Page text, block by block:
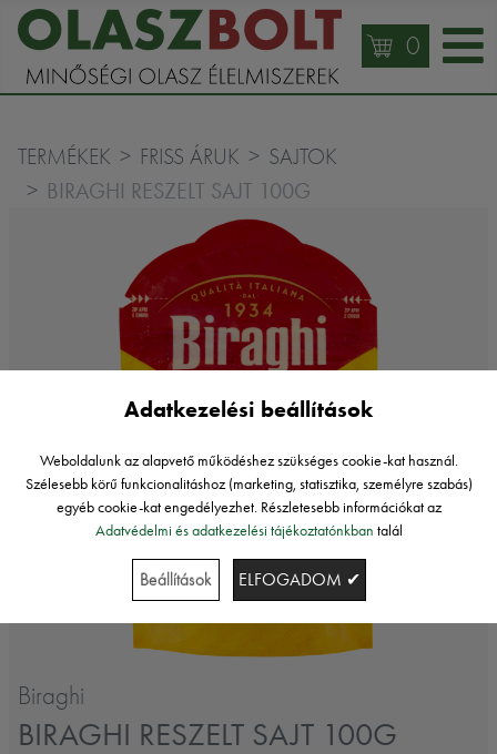
0
TERMÉKEK FRISS ÁRUK SAJTOK
BIRAGHI RESZELT SAJT 100G
Biraghi
BIRAGHI RESZELT SAJT 100G
Adatkezelési beállítások
Weboldalunk az alapvető működéshez szükséges cookie-kat használ.
Szélesebb körű funkcionalitáshoz (marketing, statisztika, személyre szabás)
egyéb cookie-kat engedélyezhet. Részletesebb információkat az
Adatvédelmi és adatkezelési tájékoztatónkban talál
Beállítások ELFOGADOM ✔